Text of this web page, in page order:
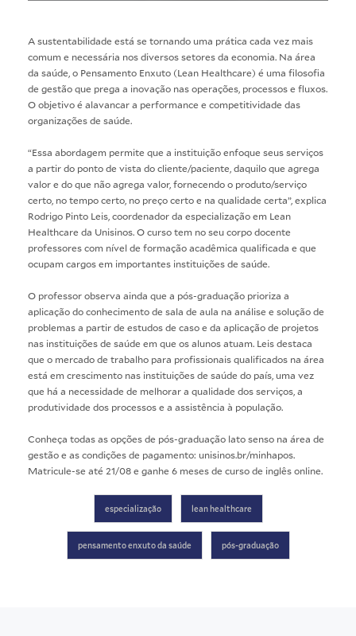
A sustentabilidade está se tornando uma prática cada vez mais
comum e necessária nos diversos setores da economia. Na área
da saúde, o Pensamento Enxuto (Lean Healthcare) é uma filosofia
de gestão que prega a inovação nas operações, processos e fluxos.
O objetivo é alavancar a performance e competitividade das
organizações de saúde.
“Essa abordagem permite que a instituição enfoque seus serviços
a partir do ponto de vista do cliente/paciente, daquilo que agrega
valor e do que não agrega valor, fornecendo o produto/serviço
certo, no tempo certo, no preço certo e na qualidade certa”, explica
Rodrigo Pinto Leis, coordenador da especialização em Lean
Healthcare da Unisinos. O curso tem no seu corpo docente
professores com nível de formação acadêmica qualificada e que
ocupam cargos em importantes instituições de saúde.
O professor observa ainda que a pós-graduação prioriza a
aplicação do conhecimento de sala de aula na análise e solução de
problemas a partir de estudos de caso e da aplicação de projetos
nas instituições de saúde em que os alunos atuam. Leis destaca
que o mercado de trabalho para profissionais qualificados na área
está em crescimento nas instituições de saúde do país, uma vez
que há a necessidade de melhorar a qualidade dos serviços, a
produtividade dos processos e a assistência à população.
Conheça todas as opções de pós-graduação lato senso na área de
gestão e as condições de pagamento: unisinos.br/minhapos.
Matricule-se até 21/08 e ganhe 6 meses de curso de inglês online.
especialização lean healthcare
pensamento enxuto da saúde pós-graduação